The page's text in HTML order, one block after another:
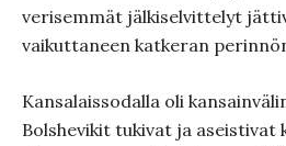
verisemmät jälkiselvittelyt
vaikuttaneen katkeran
Kansalaissodalla oli
Bolshevikit tukivat ja aseistivat